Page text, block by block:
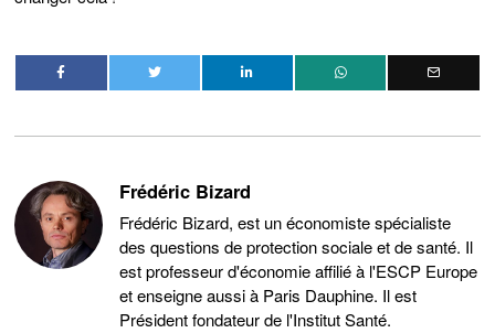
Frédéric Bizard
Frédéric Bizard, est un économiste spécialiste
des questions de protection sociale et de santé. Il
est professeur d'économie affilié à l'ESCP Europe
et enseigne aussi à Paris Dauphine. Il est
Président fondateur de l'Institut Santé.